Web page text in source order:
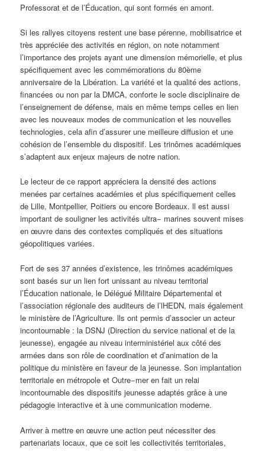
Professorat et de l’Éducation, qui sont formés en amont.
Si les rallyes citoyens restent une base pérenne, mobilisatrice et
très appréciée des activités en région, on note notamment
l’importance des projets ayant une dimension mémorielle, et plus
spécifiquement avec les commémorations du 80ème
anniversaire de la Libération. La variété et la qualité des actions,
financées ou non par la DMCA, conforte le socle disciplinaire de
l’enseignement de défense, mais en même temps celles en lien
avec les nouveaux modes de communication et les nouvelles
technologies, cela afin d’assurer une meilleure diffusion et une
cohésion de l’ensemble du dispositif. Les trinômes académiques
s’adaptent aux enjeux majeurs de notre nation.
Le lecteur de ce rapport appréciera la densité des actions
menées par certaines académies et plus spécifiquement celles
de Lille, Montpellier, Poitiers ou encore Bordeaux. ll est aussi
important de souligner les activités ultra− marines souvent mises
en œuvre dans des contextes compliqués et des situations
géopolitiques variées.
Fort de ses 37 années d’existence, les trinômes académiques
sont basés sur un lien fort unissant au niveau territorial
l’Éducation nationale, le Délégué Militaire Départemental et
l’association régionale des auditeurs de l’lHEDN, mais également
le ministère de l’Agriculture. lls ont permis d’associer un acteur
incontournable : la DSNJ (Direction du service national et de la
jeunesse), engagée au niveau interministériel aux côté des
armées dans son rôle de coordination et d’animation de la
politique du ministère en faveur de la jeunesse. Son implantation
territoriale en métropole et Outre−mer en fait un relai
incontournable des dispositifs jeunesse adaptés grâce à une
pédagogie interactive et à une communication moderne.
Arriver à mettre en œuvre une action peut nécessiter des
partenariats locaux, que ce soit les collectivités territoriales,